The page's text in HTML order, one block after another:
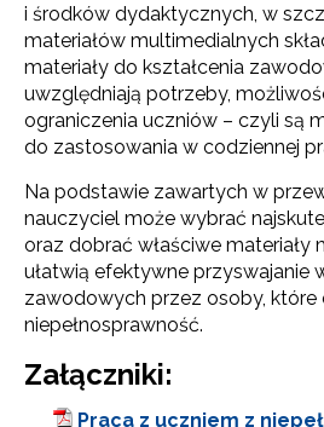
i środków dy­daktycznych, w
materiałów multimedialnych
materiały do kształcenia
uwzględniają potrzeby,
ograniczenia uczniów – czyli są
do zastosowania w codziennej
Na podstawie zawartych w
nauczyciel może wybrać
oraz dobrać właściwe materiały
ułatwią efektywne przyswajanie
zawodowych przez osoby, które
niepełnosprawność.
Załączniki:
Praca z uczniem z